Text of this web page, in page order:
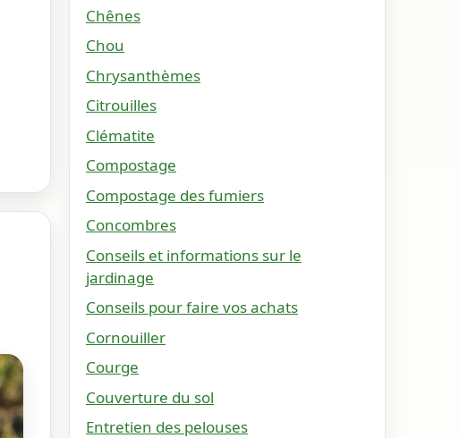
Chênes
Chou
Chrysanthèmes
Citrouilles
Clématite
Compostage
Compostage des fumiers
Concombres
Conseils et informations sur le
jardinage
Conseils pour faire vos achats
Cornouiller
Courge
Couverture du sol
Entretien des pelouses